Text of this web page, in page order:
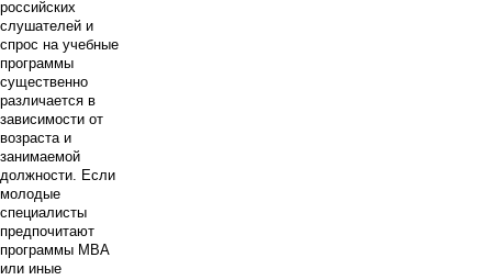
российских
слушателей и
спрос на учебные
программы
существенно
различается в
зависимости от
возраста и
занимаемой
должности. Если
молодые
специалисты
предпочитают
программы МВА
или иные